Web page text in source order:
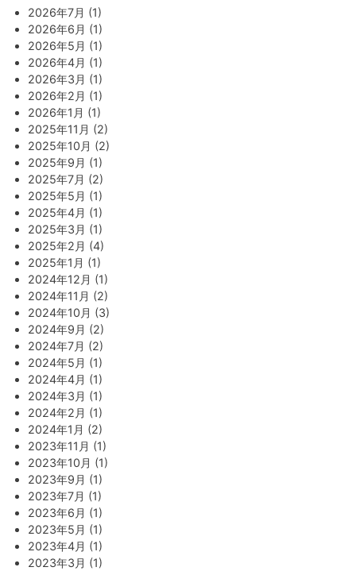
2026年7月 (1)
2026年6月 (1)
2026年5月 (1)
2026年4月 (1)
2026年3月 (1)
2026年2月 (1)
2026年1月 (1)
2025年11月 (2)
2025年10月 (2)
2025年9月 (1)
2025年7月 (2)
2025年5月 (1)
2025年4月 (1)
2025年3月 (1)
2025年2月 (4)
2025年1月 (1)
2024年12月 (1)
2024年11月 (2)
2024年10月 (3)
2024年9月 (2)
2024年7月 (2)
2024年5月 (1)
2024年4月 (1)
2024年3月 (1)
2024年2月 (1)
2024年1月 (2)
2023年11月 (1)
2023年10月 (1)
2023年9月 (1)
2023年7月 (1)
2023年6月 (1)
2023年5月 (1)
2023年4月 (1)
2023年3月 (1)